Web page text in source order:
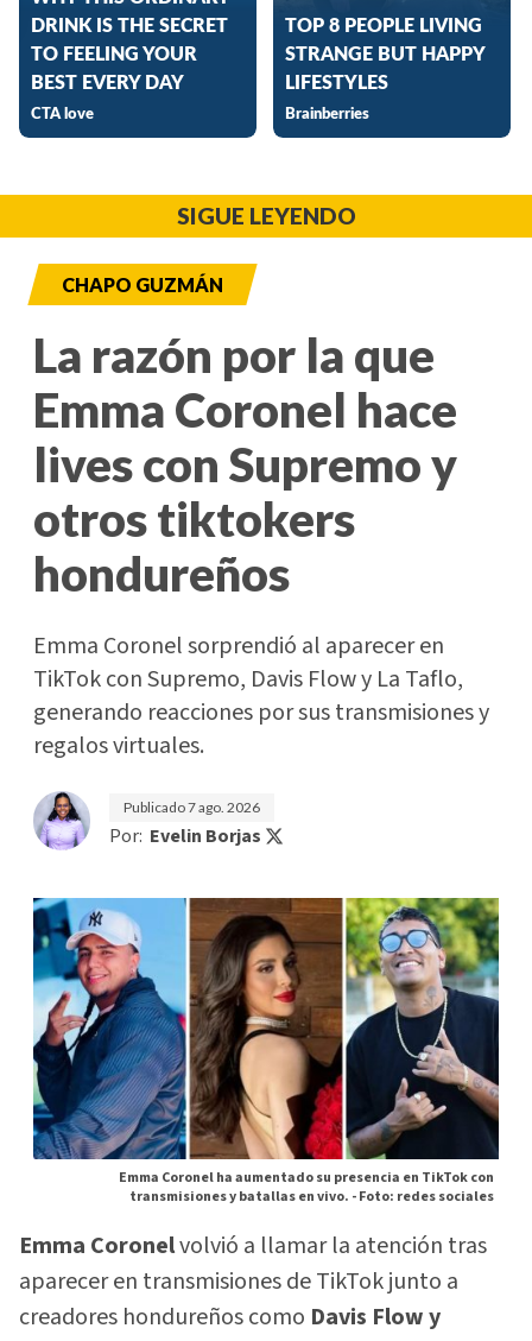
SIGUE LEYENDO
CHAPO GUZMÁN
La razón por la que
Emma Coronel hace
lives con Supremo y
otros tiktokers
hondureños
Emma Coronel sorprendió al aparecer en
TikTok con Supremo, Davis Flow y La Taflo,
generando reacciones por sus transmisiones y
regalos virtuales.
Publicado7 ago. 2026
Por: Evelin Borjas
Emma Coronel ha aumentado su presencia en TikTok con
transmisiones y batallas en vivo. -Foto: redes sociales
Emma Coronelvolvió a llamar la atención tras
aparecer en transmisiones de TikTok junto a
creadores hondureños como Davis Flow y